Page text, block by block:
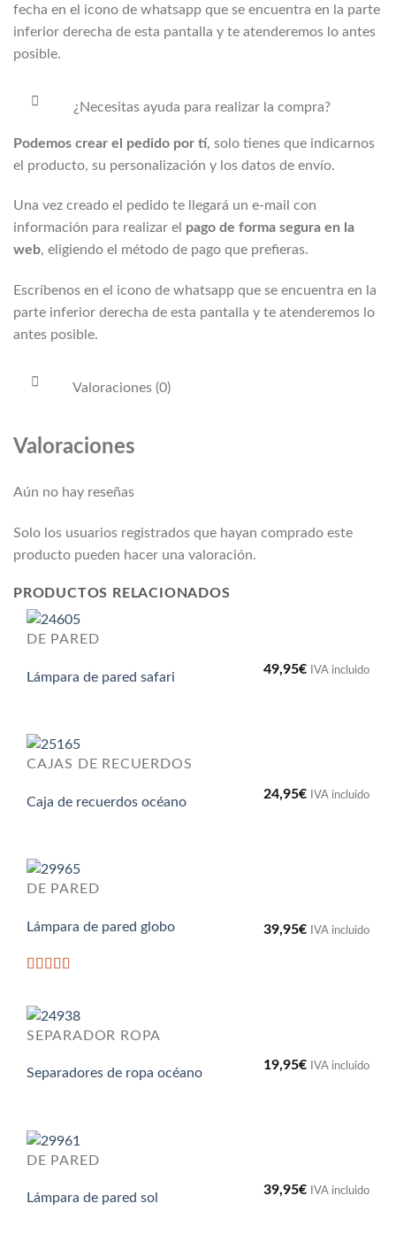
fecha en el icono de whatsapp que se encuentra en la parte
inferior derecha de esta pantalla y te atenderemos lo antes
posible.
¿Necesitas ayuda para realizar la compra?
Podemos crear el pedido por tí, solo tienes que indicarnos
el producto, su personalización y los datos de envío.
Una vez creado el pedido te llegará un e-mail con
información para realizar el pago de forma segura en la
web, eligiendo el método de pago que prefieras.
Escríbenos en el icono de whatsapp que se encuentra en la
parte inferior derecha de esta pantalla y te atenderemos lo
antes posible.
Valoraciones (0)
Valoraciones
Aún no hay reseñas
Solo los usuarios registrados que hayan comprado este
producto pueden hacer una valoración.
PRODUCTOS RELACIONADOS
DE PARED
Lámpara de pared safari
49,95€ IVA incluido
CAJAS DE RECUERDOS
Caja de recuerdos océano
24,95€ IVA incluido
DE PARED
Lámpara de pared globo 39,95€ IVA incluido
SEPARADOR ROPA
Separadores de ropa océano
19,95€ IVA incluido
DE PARED
Lámpara de pared sol
39,95€ IVA incluido